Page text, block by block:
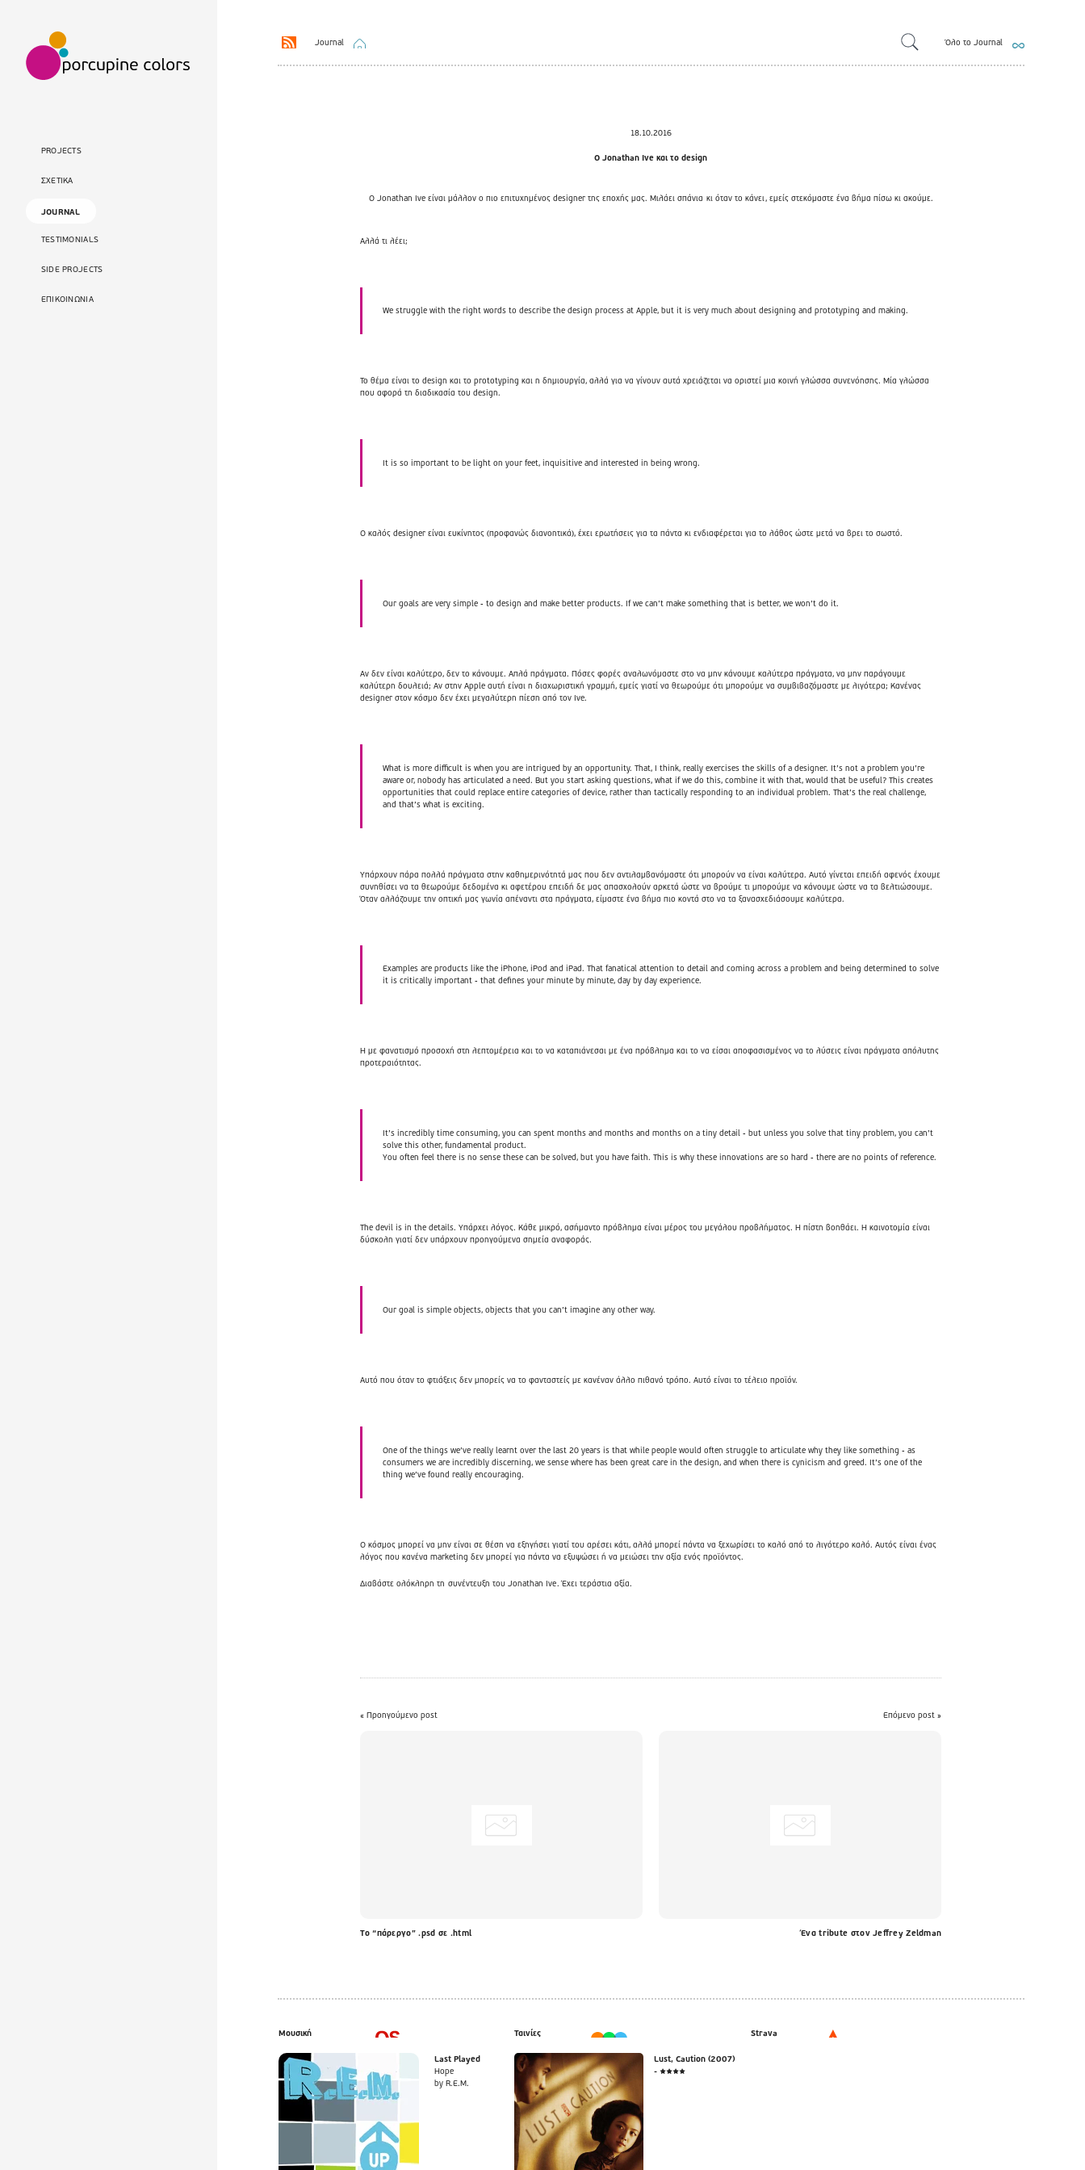
PROJECTS
ΣΧΕΤΙΚΑ
JOURNAL
TESTIMONIALS
SIDE PROJECTS
ΕΠΙΚΟΙΝΩΝΙΑ
Journal Όλο το Journal
18.10.2016
Ο Jonathan Ive και το design
Ο Jonathan Ive είναι μάλλον ο πιο επιτυχημένος designer της εποχής μας. Μιλάει σπάνια κι όταν το κάνει, εμείς στεκόμαστε ένα βήμα πίσω κι ακούμε.
Αλλά τι λέει;
We struggle with the right words to describe the design process at Apple, but it is very much about designing and prototyping and making.
Το θέμα είναι το design και το prototyping και η δημιουργία, αλλά για να γίνουν αυτά χρειάζεται να οριστεί μια κοινή γλώσσα συνενόησης. Μία γλώσσα
που αφορά τη διαδικασία του design.
It is so important to be light on your feet, inquisitive and interested in being wrong.
Ο καλός designer είναι ευκίνητος (προφανώς διανοητικά), έχει ερωτήσεις για τα πάντα κι ενδιαφέρεται για το λάθος ώστε μετά να βρει το σωστό.
Our goals are very simple - to design and make better products. If we can’t make something that is better, we won’t do it.
Αν δεν είναι καλύτερο, δεν το κάνουμε. Απλά πράγματα. Πόσες φορές αναλωνόμαστε στο να μην κάνουμε καλύτερα πράγματα, να μην παράγουμε
καλύτερη δουλειά; Αν στην Apple αυτή είναι η διαχωριστική γραμμή, εμείς γιατί να θεωρούμε ότι μπορούμε να συμβιβαζόμαστε με λιγότερα; Κανένας
designer στον κόσμο δεν έχει μεγαλύτερη πίεση από τον Ive.
What is more difficult is when you are intrigued by an opportunity. That, I think, really exercises the skills of a designer. It’s not a problem you’re
aware or, nobody has articulated a need. But you start asking questions, what if we do this, combine it with that, would that be useful? This creates
opportunities that could replace entire categories of device, rather than tactically responding to an individual problem. That’s the real challenge,
and that’s what is exciting.
Υπάρχουν πάρα πολλά πράγματα στην καθημερινότητά μας που δεν αντιλαμβανόμαστε ότι μπορούν να είναι καλύτερα. Αυτό γίνεται επειδή αφενός έχουμε
συνηθίσει να τα θεωρούμε δεδομένα κι αφετέρου επειδή δε μας απασχολούν αρκετά ώστε να βρούμε τι μπορούμε να κάνουμε ώστε να τα βελτιώσουμε.
Όταν αλλάζουμε την οπτική μας γωνία απέναντι στα πράγματα, είμαστε ένα βήμα πιο κοντά στο να τα ξανασχεδιάσουμε καλύτερα.
Examples are products like the iPhone, iPod and iPad. That fanatical attention to detail and coming across a problem and being determined to solve
it is critically important - that defines your minute by minute, day by day experience.
Η με φανατισμό προσοχή στη λεπτομέρεια και το να καταπιάνεσαι με ένα πρόβλημα και το να είσαι αποφασισμένος να το λύσεις είναι πράγματα απόλυτης
προτεραιότητας.
It’s incredibly time consuming, you can spent months and months and months on a tiny detail - but unless you solve that tiny problem, you can’t
solve this other, fundamental product.
You often feel there is no sense these can be solved, but you have faith. This is why these innovations are so hard - there are no points of reference.
The devil is in the details. Υπάρχει λόγος. Κάθε μικρό, ασήμαντο πρόβλημα είναι μέρος του μεγάλου προβλήματος. Η πίστη βοηθάει. Η καινοτομία είναι
δύσκολη γιατί δεν υπάρχουν προηγούμενα σημεία αναφοράς.
Our goal is simple objects, objects that you can’t imagine any other way.
Αυτό που όταν το φτιάξεις δεν μπορείς να το φανταστείς με κανέναν άλλο πιθανό τρόπο. Αυτό είναι το τέλειο προϊόν.
One of the things we’ve really learnt over the last 20 years is that while people would often struggle to articulate why they like something - as
consumers we are incredibly discerning, we sense where has been great care in the design, and when there is cynicism and greed. It’s one of the
thing we’ve found really encouraging.
Ο κόσμος μπορεί να μην είναι σε θέση να εξηγήσει γιατί του αρέσει κάτι, αλλά μπορεί πάντα να ξεχωρίσει το καλό από το λιγότερο καλό. Αυτός είναι ένας
λόγος που κανένα marketing δεν μπορεί για πάντα να εξυψώσει ή να μειώσει την αξία ενός προϊόντος.
Διαβάστε ολόκληρη τη συνέντευξη του Jonathan Ive. Έχει τεράστια αξία.
« Προηγούμενο post
Το “πάρεργο” .psd σε .html
Επόμενο post »
Ένα tribute στον Jeffrey Zeldman
Μουσική
Last Played
Hope
by R.E.M.
Ταινίες
Lust, Caution (2007)
- ★★★★
Strava